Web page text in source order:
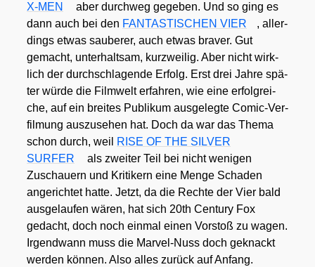
X‑MEN
aber durch­weg gege­ben. Und so ging es
dann auch bei den FANTASTISCHEN VIER
, aller­
dings etwas sau­be­rer, auch etwas bra­ver. Gut
gemacht, unter­halt­sam, kurz­wei­lig. Aber nicht wirk­
lich der durch­schla­gen­de Erfolg. Erst drei Jah­re spä­
ter wür­de die Film­welt erfah­ren, wie eine erfolg­rei­
che, auf ein brei­tes Publi­kum aus­ge­leg­te Comic-Ver­
fil­mung aus­zu­se­hen hat. Doch da war das The­ma
schon durch, weil
RISE OF THE SILVER
SURFER
als zwei­ter Teil bei nicht weni­gen
Zuschau­ern und Kri­ti­kern eine Men­ge Scha­den
ange­rich­tet hat­te. Jetzt, da die Rech­te der Vier bald
aus­ge­lau­fen wären, hat sich 20th Cen­tu­ry Fox
gedacht, doch noch ein­mal einen Vor­stoß zu wagen.
Irgend­wann muss die Mar­vel-Nuss doch geknackt
wer­den kön­nen. Also alles zurück auf Anfang.